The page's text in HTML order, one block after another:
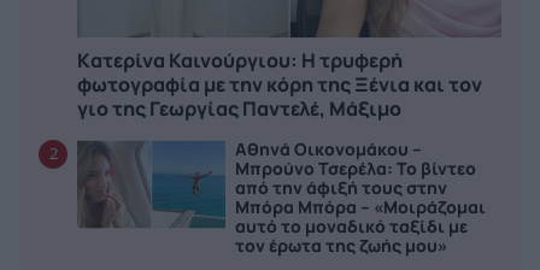
Kατερίνα Καινούργιου: Η τρυφερή
φωτογραφία με την κόρη της Ξένια και τον
γιο της Γεωργίας Παντελέ, Μάξιμο
2
Αθηνά Οικονομάκου –
Μπρούνο Τσερέλα: Το βίντεο
από την άφιξή τους στην
Μπόρα Μπόρα – «Μοιράζομαι
αυτό το μοναδικό ταξίδι με
τον έρωτα της ζωής μου»